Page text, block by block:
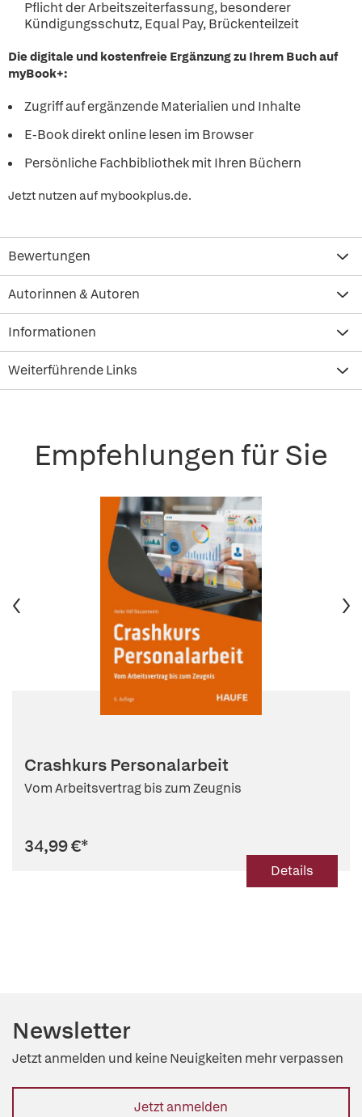
Pflicht der Arbeitszeiterfassung, besonderer
Kündigungsschutz, Equal Pay, Brückenteilzeit
Die digitale und kostenfreie Ergänzung zu Ihrem Buch auf
myBook+:
Zugriff auf ergänzende Materialien und Inhalte
E-Book direkt online lesen im Browser
Persönliche Fachbibliothek mit Ihren Büchern
Jetzt nutzen auf mybookplus.de.
Bewertungen
Autorinnen & Autoren
Informationen
Weiterführende Links
Empfehlungen für Sie
Crashkurs Personalarbeit
Vom Arbeitsvertrag bis zum Zeugnis
34,99 €*
Details
Newsletter
Jetzt anmelden und keine Neuigkeiten mehr verpassen
Jetzt anmelden